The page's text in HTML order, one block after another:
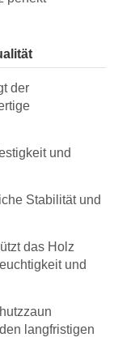
der
und
Stabilität und
das Holz
und
langfristigen